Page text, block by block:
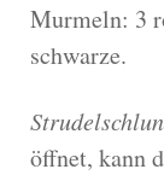
Murmeln: 3
schwarze.
öffnet, kann